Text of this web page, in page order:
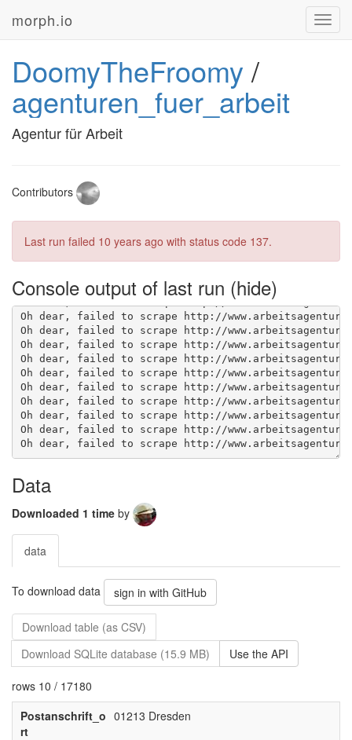
morph.io
DoomyTheFroomy /
agenturen_fuer_arbeit
Agentur für Arbeit
Contributors
Last run failed 10 years ago with status code 137.
Console output of last run
Data
Downloaded 1 time by
data
To download data sign in with GitHub
Download table (as CSV)
Download SQLite database (15.9 MB)
Use the API
rows 10 / 17180
Postanschrift_o
rt
01213 Dresden